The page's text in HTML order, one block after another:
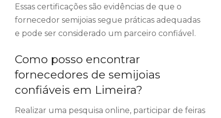
Essas certificações são evidências de que o
fornecedor semijoias segue práticas adequadas
e pode ser considerado um parceiro confiável.
Como posso encontrar
fornecedores de semijoias
confiáveis em Limeira?
Realizar uma pesquisa online, participar de feiras